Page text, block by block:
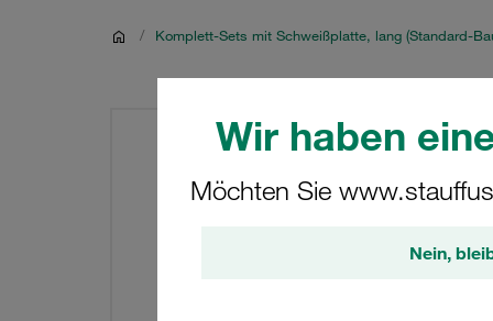
Wir haben
Möchten Sie
Nein,
/ Komplett-Sets mit Schweißplatte, lang (Standard-